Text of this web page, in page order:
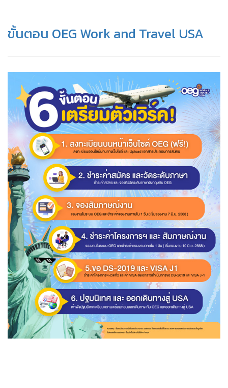
ขั้นตอน OEG Work and Travel USA